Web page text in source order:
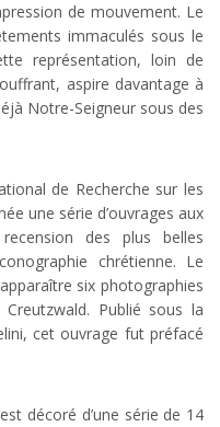
de mouvement. Le
immaculés sous le
représentation, loin de
aspire davantage à
Notre-Seigneur sous des
de Recherche sur les
une série d’ouvrages aux
des plus belles
chrétienne. Le
six photographies
Publié sous la
cet ouvrage fut préfacé
décoré d’une série de 14